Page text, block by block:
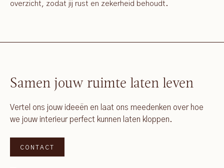
overzicht, zodat jij rust en zekerheid behoudt.
Samen jouw ruimte laten leven
Vertel ons jouw ideeën en laat ons meedenken over hoe
we jouw interieur perfect kunnen laten kloppen.
CONTACT